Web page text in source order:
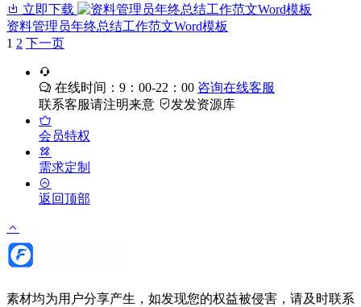
立即下载
资料管理员年终总结工作范文Word模板
1 2 下一页
在线时间：9：00-22：00 咨询在线客服
联系客服请注明来意
发发资源库
会员特权
需求定制
返回顶部
素材均为用户分享产生，如发现您的权益被侵害，请及时联系